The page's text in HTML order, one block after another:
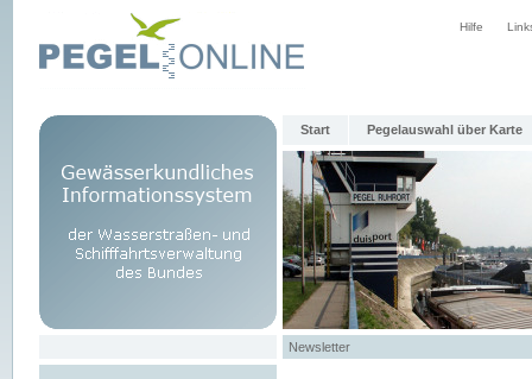
Hilfe
Start Pegelauswahl über Karte
Newsletter